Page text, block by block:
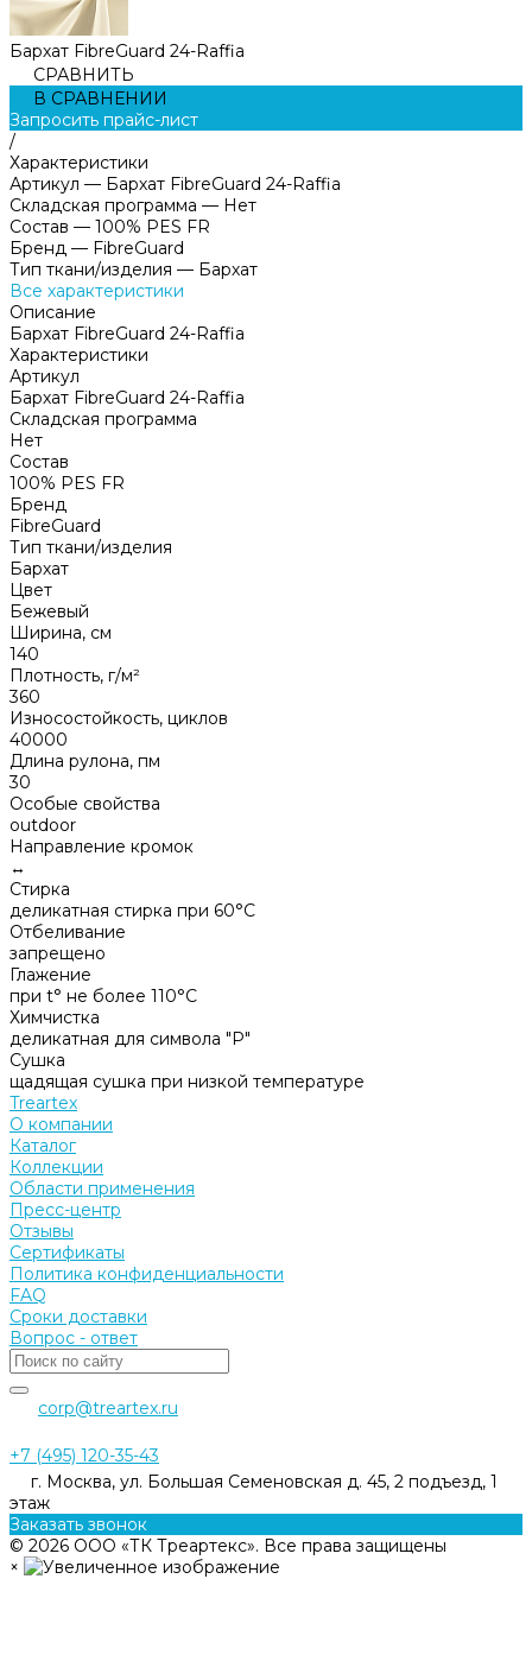
Бархат FibreGuard 24-Raffia
СРАВНИТЬ
В СРАВНЕНИИ
Запросить прайс-лист
/
Характеристики
Артикул — Бархат FibreGuard 24-Raffia
Складская программа — Нет
Состав — 100% PES FR
Бренд — FibreGuard
Тип ткани/изделия — Бархат
Все характеристики
Описание
Бархат FibreGuard 24-Raffia
Характеристики
Артикул
Бархат FibreGuard 24-Raffia
Складская программа
Нет
Состав
100% PES FR
Бренд
FibreGuard
Тип ткани/изделия
Бархат
Цвет
Бежевый
Ширина, см
140
Плотность, г/м²
360
Износостойкость, циклов
40000
Длина рулона, пм
30
Особые свойства
outdoor
Направление кромок
↔
Стирка
деликатная стирка при 60°С
Отбеливание
запрещено
Глажение
при t° не более 110°С
Химчистка
деликатная для символа "P"
Сушка
щадящая сушка при низкой температуре
Treartex
О компании
Каталог
Коллекции
Области применения
Пресс-центр
Отзывы
Сертификаты
Политика конфиденциальности
FAQ
Сроки доставки
Вопрос - ответ
corp@treartex.ru
+7 (495) 120-35-43
г. Москва, ул. Большая Семеновская д. 45, 2 подъезд, 1
этаж
Заказать звонок
© 2026 ООО «ТК Треартекс». Все права защищены
×